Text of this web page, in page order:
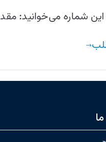
این شماره می‌خوانید: